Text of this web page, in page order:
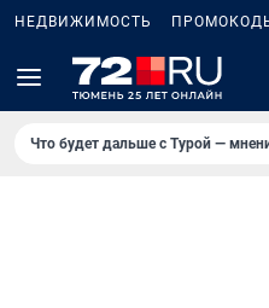
НЕДВИЖИМОСТЬ
Что будет дальше с Турой —